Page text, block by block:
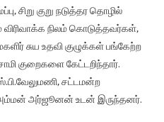
சிறு குறு நடுத்தர தொழில்
நிலம் கொடுத்தவர்கள்,
சுய உதவி குழுக்கள் பங்கேற்ற
குறைகளை கேட்டறிந்தார்.
சட்டமன்ற
அம்மன் அர்ஜூனன் உடன் இருந்தனர்.